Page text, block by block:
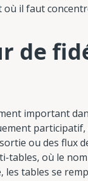
il faut
de
important
ou des flux
tables, où le
les tables se